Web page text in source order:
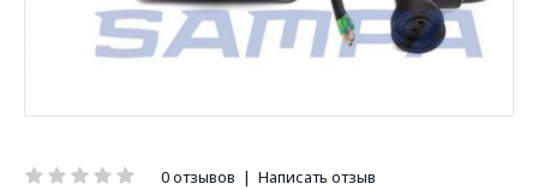
0 отзывов | Написать отзыв